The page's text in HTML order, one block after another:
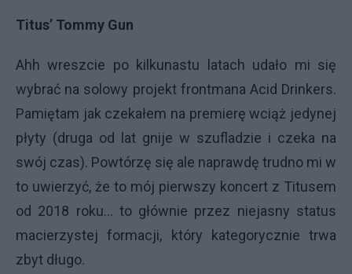
Titus’ Tommy Gun
Ahh wreszcie po kilkunastu latach udało mi się
wybrać na solowy projekt frontmana Acid Drinkers.
Pamiętam jak czekałem na premierę wciąż jedynej
płyty (druga od lat gnije w szufladzie i czeka na
swój czas). Powtórzę się ale naprawdę trudno mi w
to uwierzyć, że to mój pierwszy koncert z Titusem
od 2018 roku... to głównie przez niejasny status
macierzystej formacji, który kategorycznie trwa
zbyt długo.